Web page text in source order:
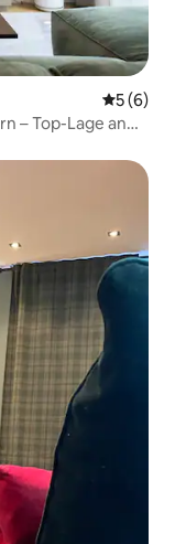
5 (6)
– Top-Lage an